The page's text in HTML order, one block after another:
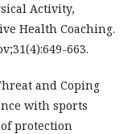
Activity,
Health Coaching.
663.
and Coping
with sports
protection